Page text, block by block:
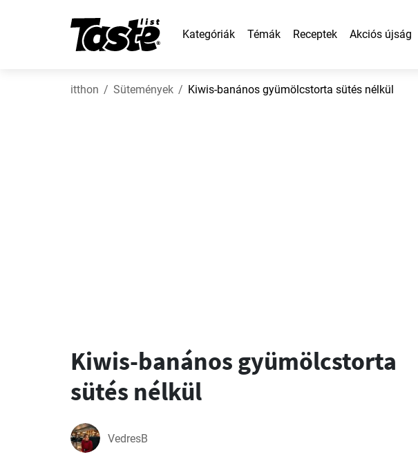
Kategóriák Témák Receptek Akciós újság
itthon Sütemények Kiwis-banános gyümölcstorta sütés nélkül
Kiwis-banános gyümölcstorta
sütés nélkül
VedresB